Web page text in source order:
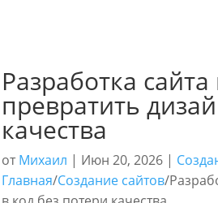
Разработка
превратить
качества
отМихаил | Июн 20, 2026 |
Главная/Создание сайтов/